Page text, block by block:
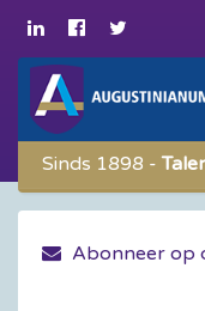
Sinds 1898 -
Abonneer op